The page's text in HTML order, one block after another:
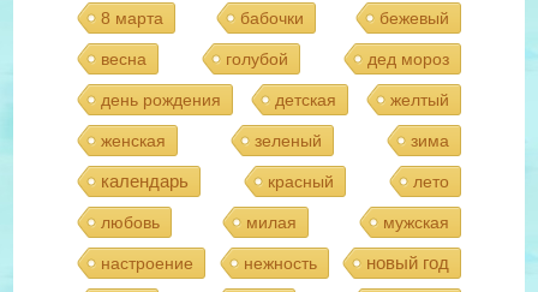
8 марта бабочки бежевый
весна голубой дед мороз
день рождения детская желтый
женская зеленый зима
календарь красный лето
любовь милая мужская
настроение нежность новый год